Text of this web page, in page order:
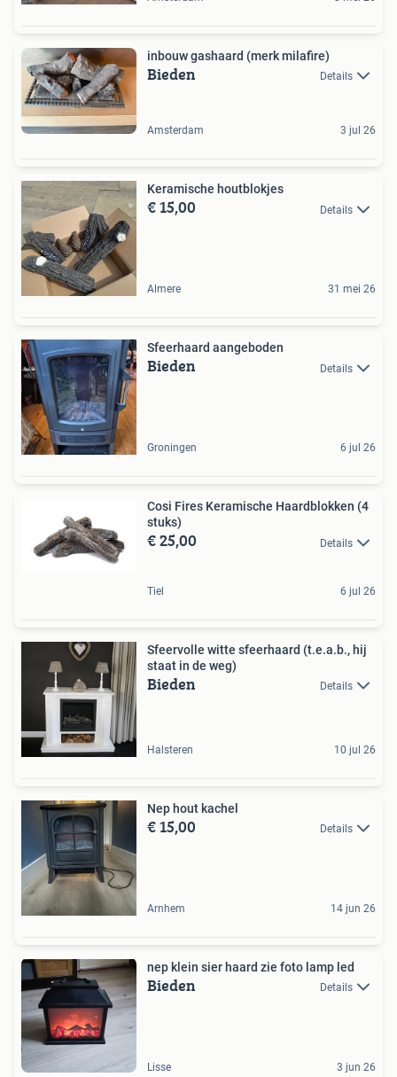
inbouw gashaard (merk milafire)
Bieden Details
Amsterdam 3 jul 26
Keramische houtblokjes
€ 15,00 Details
Almere 31 mei 26
Sfeerhaard aangeboden
Bieden Details
Groningen 6 jul 26
Cosi Fires Keramische Haardblokken (4
stuks)
€ 25,00 Details
Tiel 6 jul 26
Sfeervolle witte sfeerhaard (t.e.a.b., hij
staat in de weg)
Bieden Details
Halsteren 10 jul 26
Nep hout kachel
€ 15,00 Details
Arnhem 14 jun 26
nep klein sier haard zie foto lamp led
Bieden Details
Lisse 3 jun 26